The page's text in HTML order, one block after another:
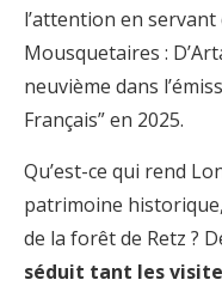
l’attention en servant
Mousquetaires :
neuvième dans
Français” en 2025.
Qu’est-ce qui rend
patrimoine
de la forêt de Retz ?
séduit tant les